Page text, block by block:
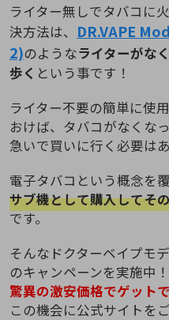
ライター無しでタバコに
決方法は、 DR.VAPE
2)のようなライターがな
歩く という事です！
ライター不要の簡単に使
おけば、タバコがなくな
急いで買いに行く必要は
電子タバコという概念を
サブ機として購入してそ
です。
そんなドクターベイプモ
のキャンペーンを実施中！
驚異の激安価格でゲット
この機会に公式サイトを